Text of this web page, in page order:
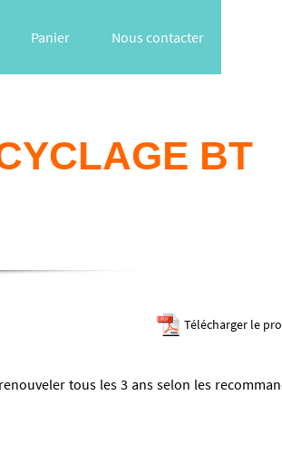
Panier Nous contacter
BT
Télécharger le
tous les 3 ans selon les